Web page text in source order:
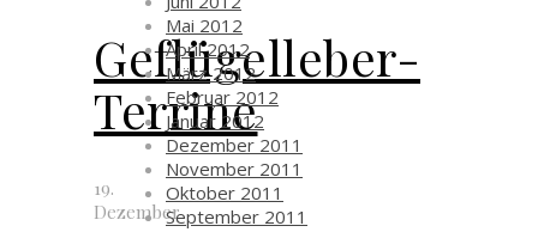
Geflügelleber-
Terrine
19.
Dezember
Mai 2012
April 2012
März 2012
Februar 2012
Januar 2012
Dezember 2011
November 2011
Oktober 2011
September 2011